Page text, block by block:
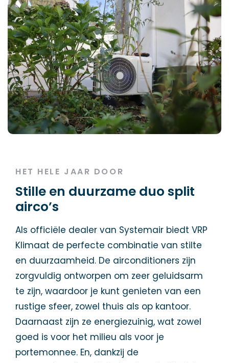
HET HELE JAAR DOOR
Stille en duurzame duo split
airco’s
Als officiële dealer van Systemair biedt VRP
Klimaat de perfecte combinatie van stilte
en duurzaamheid. De airconditioners zijn
zorgvuldig ontworpen om zeer geluidsarm
te zijn, waardoor je kunt genieten van een
rustige sfeer, zowel thuis als op kantoor.
Daarnaast zijn ze energiezuinig, wat zowel
goed is voor het milieu als voor je
portemonnee. En, dankzij de